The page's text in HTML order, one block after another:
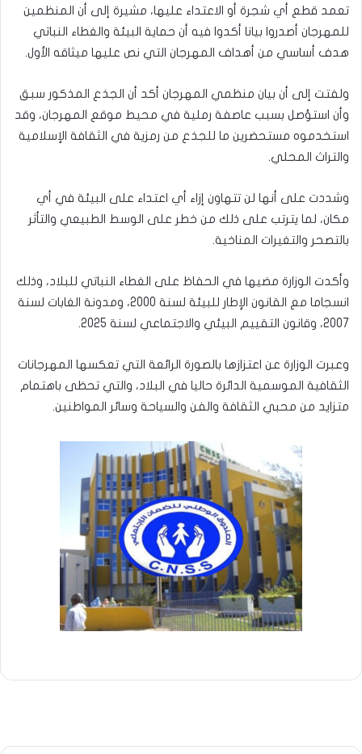
تعمد قطع أي شجرة أو الاعتداء عليها، مشيرة إلى أن المنظمين
للمهرجان أصدروا بيانا أكدوا فيه أن حماية البيئة والغطاء النباتي
هدف أساسي من أهداف المهرجان التي نص عليها ميثاقه الأول.
ولفتت إلى أن بيان منظمي المهرجان أكد أن الجذع المذكور سبق
وأن استؤصل بسبب عاصفة رملية في محيط موقع المهرجان، وقد
استخدموه مستحضرين ما للجذع من رمزية في الثقافة الإسلامية
والتراث المحلي.
وشددت على أنها لن تتهاون إزاء أي اعتداء على البيئة في أي
مكان، لما يترتب على ذلك من خطر على الوسط الطبيعي والتأثر
بالتصحر والتغيرات المناخية.
وأكدت الوزارة مضيها في الحفاظ على الغطاء النباتي للبلاد، وذلك
انسجاما مع القانون الإطار للبيئة لسنة 2000، ومدونة الغابات لسنة
2007، وقانون التقييم البيئي والاجتماعي لسنة 2025.
وعبرت الوزارة عن اعتزازها بالصورة الرائعة التي تعكسها المهرجانات
الثقافية الموسمية الدائرة حاليا في البلاد، والتي تحظى باهتمام
متزايد من محبي الثقافة والفن والسياحة وسائر المواطنين.